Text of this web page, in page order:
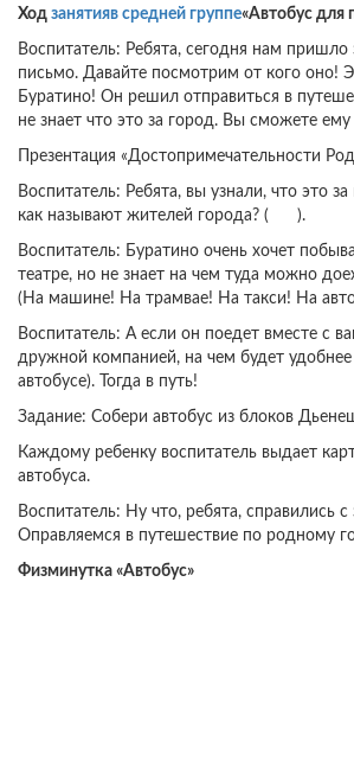
Ход занятияв средней группе«Автобус для
Воспитатель: Ребята, сегодня нам пришло
письмо. Давайте посмотрим от кого оно!
Буратино! Он решил отправиться в
не знает что это за город. Вы сможете
Презентация «Достопримечательности
Воспитатель: Ребята, вы узнали, что это за
как называют жителей города? ( ).
Воспитатель: Буратино очень хочет
театре, но не знает на чем туда можно
(На машине! На трамвае! На такси! На
Воспитатель: А если он поедет вместе с
дружной компанией, на чем будет удобнее
автобусе). Тогда в путь!
Задание: Собери автобус из блоков
Каждому ребенку воспитатель выдает
автобуса.
Воспитатель: Ну что, ребята, справились с
Оправляемся в путешествие по родному
Физминутка «Автобус»